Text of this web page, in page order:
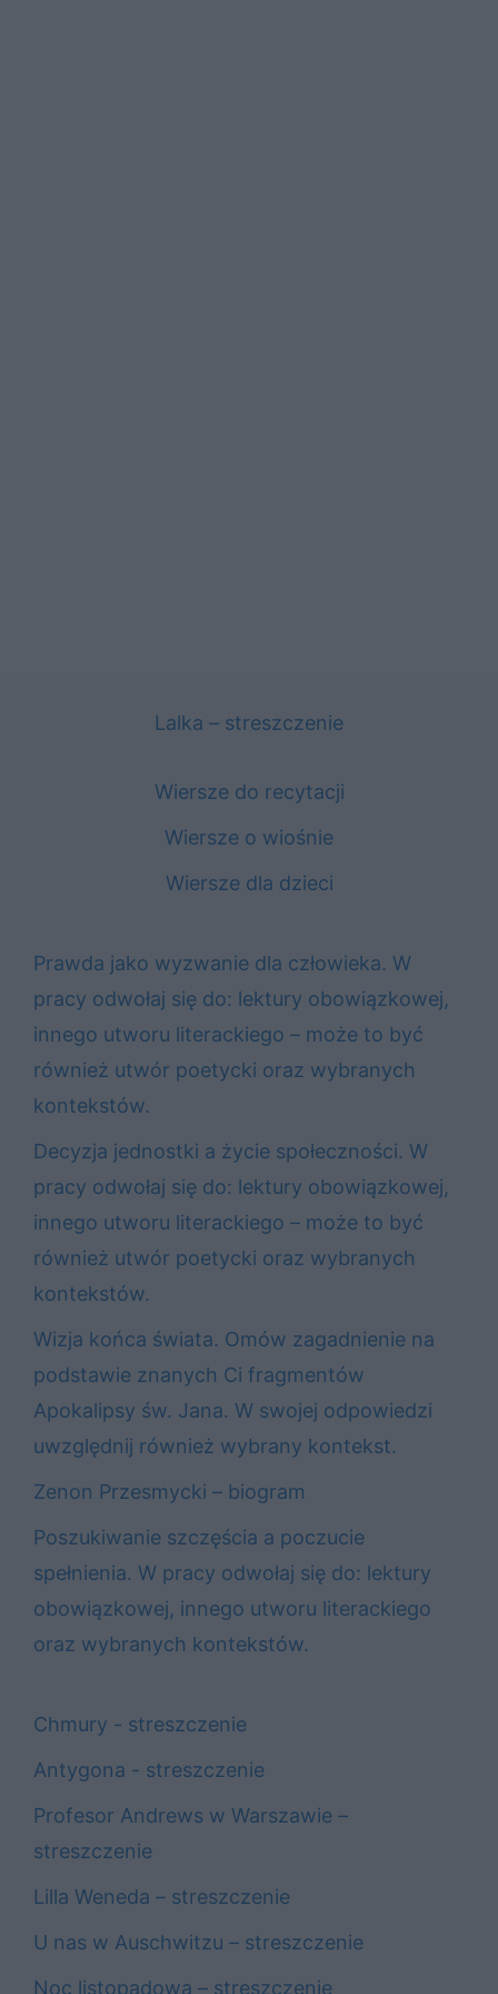
Lalka – streszczenie
Wiersze do recytacji
Wiersze o wiośnie
Wiersze dla dzieci
Prawda jako wyzwanie dla człowieka. W
pracy odwołaj się do: lektury obowiązkowej,
innego utworu literackiego – może to być
również utwór poetycki oraz wybranych
kontekstów.
Decyzja jednostki a życie społeczności. W
pracy odwołaj się do: lektury obowiązkowej,
innego utworu literackiego – może to być
również utwór poetycki oraz wybranych
kontekstów.
Wizja końca świata. Omów zagadnienie na
podstawie znanych Ci fragmentów
Apokalipsy św. Jana. W swojej odpowiedzi
uwzględnij również wybrany kontekst.
Zenon Przesmycki – biogram
Poszukiwanie szczęścia a poczucie
spełnienia. W pracy odwołaj się do: lektury
obowiązkowej, innego utworu literackiego
oraz wybranych kontekstów.
Chmury - streszczenie
Antygona - streszczenie
Profesor Andrews w Warszawie –
streszczenie
Lilla Weneda – streszczenie
U nas w Auschwitzu – streszczenie
Noc listopadowa – streszczenie